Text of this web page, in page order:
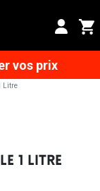
vos prix
Litre
1 LITRE